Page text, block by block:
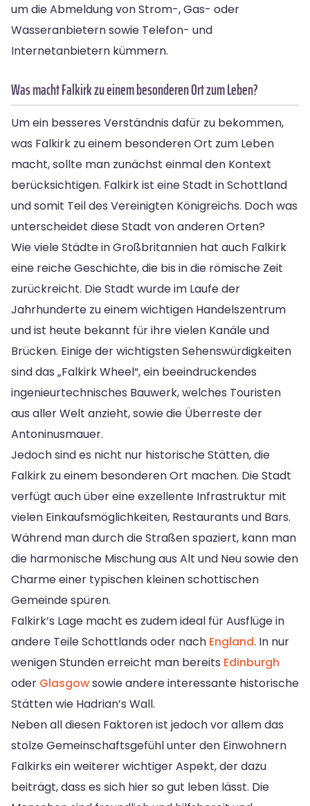
um die Abmeldung von Strom-, Gas- oder
Wasseranbietern sowie Telefon- und
Internetanbietern kümmern.
Was macht Falkirk zu einem besonderen Ort zum Leben?
Um ein besseres Verständnis dafür zu bekommen,
was Falkirk zu einem besonderen Ort zum Leben
macht, sollte man zunächst einmal den Kontext
berücksichtigen. Falkirk ist eine Stadt in Schottland
und somit Teil des Vereinigten Königreichs. Doch was
unterscheidet diese Stadt von anderen Orten?
Wie viele Städte in Großbritannien hat auch Falkirk
eine reiche Geschichte, die bis in die römische Zeit
zurückreicht. Die Stadt wurde im Laufe der
Jahrhunderte zu einem wichtigen Handelszentrum
und ist heute bekannt für ihre vielen Kanäle und
Brücken. Einige der wichtigsten Sehenswürdigkeiten
sind das „Falkirk Wheel“, ein beeindruckendes
ingenieurtechnisches Bauwerk, welches Touristen
aus aller Welt anzieht, sowie die Überreste der
Antoninusmauer.
Jedoch sind es nicht nur historische Stätten, die
Falkirk zu einem besonderen Ort machen. Die Stadt
verfügt auch über eine exzellente Infrastruktur mit
vielen Einkaufsmöglichkeiten, Restaurants und Bars.
Während man durch die Straßen spaziert, kann man
die harmonische Mischung aus Alt und Neu sowie den
Charme einer typischen kleinen schottischen
Gemeinde spüren.
Falkirk’s Lage macht es zudem ideal für Ausflüge in
andere Teile Schottlands oder nach England. In nur
wenigen Stunden erreicht man bereits Edinburgh
oder Glasgowsowie andere interessante historische
Stätten wie Hadrian’s Wall.
Neben all diesen Faktoren ist jedoch vor allem das
stolze Gemeinschaftsgefühl unter den Einwohnern
Falkirks ein weiterer wichtiger Aspekt, der dazu
beiträgt, dass es sich hier so gut leben lässt. Die